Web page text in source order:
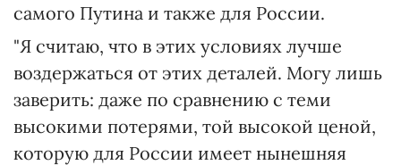
самого Путина и также для России.
"Я считаю, что в этих условиях лучше
воздержаться от этих деталей. Могу лишь
заверить: даже по сравнению с теми
высокими потерями, той высокой ценой,
которую для России имеет нынешняя